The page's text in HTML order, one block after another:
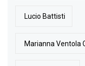
Lucio Battisti
Marianna Ventola